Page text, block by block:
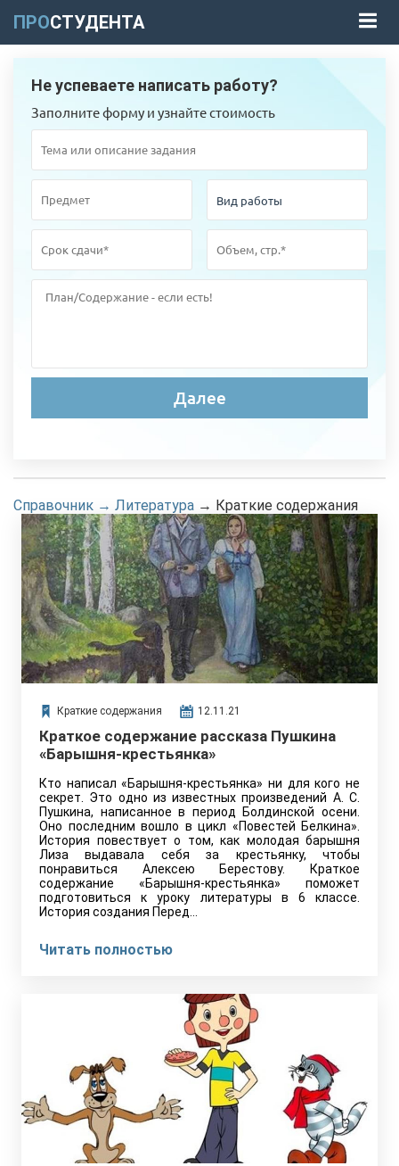
ПРОСТУДЕНТА
Не успеваете написать работу?
Заполните форму и узнайте стоимость
Справочник → Литература → Краткие содержания
Краткие содержания 12.11.21
Краткое содержание рассказа Пушкина
«Барышня-крестьянка»
Кто написал «Барышня-крестьянка» ни для кого не
секрет. Это одно из известных произведений А. С.
Пушкина, написанное в период Болдинской осени.
Оно последним вошло в цикл «Повестей Белкина».
История повествует о том, как молодая барышня
Лиза выдавала себя за крестьянку, чтобы
понравиться Алексею Берестову. Краткое
содержание «Барышня-крестьянка» поможет
подготовиться к уроку литературы в 6 классе.
История создания Перед…
Читать полностью